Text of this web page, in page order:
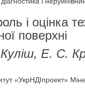
і оцінка
поверхні
Е. С.
«УкрНДІпроект»